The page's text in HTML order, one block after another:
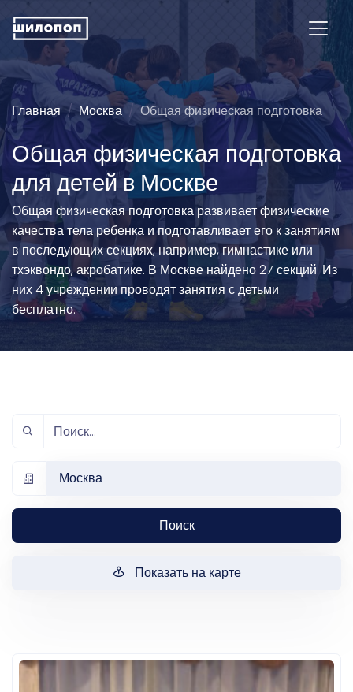
Главная Москва Общая физическая подготовка
Общая физическая подготовка
для детей в Москве
Общая физическая подготовка развивает физические
качества тела ребенка и подготавливает его к занятиям
в последующих секциях, например, гимнастике или
тхэквондо, акробатике. В Москве найдено 27 секций. Из
них 4 учреждении проводят занятия с детьми
бесплатно.
Москва
Поиск
Показать на карте